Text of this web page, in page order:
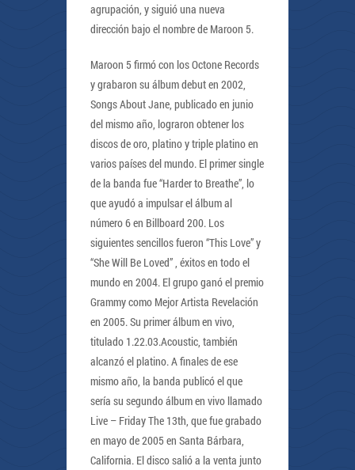
agrupación, y siguió una nueva
dirección bajo el nombre de Maroon 5.
Maroon 5 firmó con los Octone Records
y grabaron su álbum debut en 2002,
Songs About Jane, publicado en junio
del mismo año, lograron obtener los
discos de oro, platino y triple platino en
varios países del mundo. El primer single
de la banda fue “Harder to Breathe”, lo
que ayudó a impulsar el álbum al
número 6 en Billboard 200. Los
siguientes sencillos fueron “This Love” y
“She Will Be Loved” , éxitos en todo el
mundo en 2004. El grupo ganó el premio
Grammy como Mejor Artista Revelación
en 2005. Su primer álbum en vivo,
titulado 1.22.03.Acoustic, también
alcanzó el platino. A finales de ese
mismo año, la banda publicó el que
sería su segundo álbum en vivo llamado
Live – Friday The 13th, que fue grabado
en mayo de 2005 en Santa Bárbara,
California. El disco salió a la venta junto